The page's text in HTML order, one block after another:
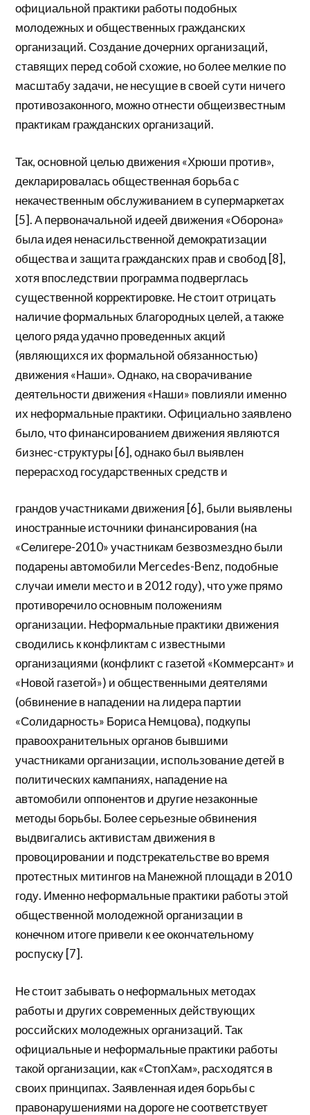
официальной практики работы подобных
молодежных и общественных гражданских
организаций. Создание дочерних организаций,
ставящих перед собой схожие, но более мелкие по
масштабу задачи, не несущие в своей сути ничего
противозаконного, можно отнести общеизвестным
практикам гражданских организаций.
Так, основной целью движения «Хрюши против»,
декларировалась общественная борьба с
некачественным обслуживанием в супермаркетах
[5]. А первоначальной идеей движения «Оборона»
была идея ненасильственной демократизации
общества и защита гражданских прав и свобод [8],
хотя впоследствии программа подверглась
существенной корректировке. Не стоит отрицать
наличие формальных благородных целей, а также
целого ряда удачно проведенных акций
(являющихся их формальной обязанностью)
движения «Наши». Однако, на сворачивание
деятельности движения «Наши» повлияли именно
их неформальные практики. Официально заявлено
было, что финансированием движения являются
бизнес-структуры [6], однако был выявлен
перерасход государственных средств и
грандов участниками движения [6], были выявлены
иностранные источники финансирования (на
«Селигере-2010» участникам безвозмездно были
подарены автомобили Mercedes-Benz, подобные
случаи имели место и в 2012 году), что уже прямо
противоречило основным положениям
организации. Неформальные практики движения
сводились к конфликтам с известными
организациями (конфликт с газетой «Коммерсант» и
«Новой газетой») и общественными деятелями
(обвинение в нападении на лидера партии
«Солидарность» Бориса Немцова), подкупы
правоохранительных органов бывшими
участниками организации, использование детей в
политических кампаниях, нападение на
автомобили оппонентов и другие незаконные
методы борьбы. Более серьезные обвинения
выдвигались активистам движения в
провоцировании и подстрекательстве во время
протестных митингов на Манежной площади в 2010
году. Именно неформальные практики работы этой
общественной молодежной организации в
конечном итоге привели к ее окончательному
роспуску [7].
Не стоит забывать о неформальных методах
работы и других современных действующих
российских молодежных организаций. Так
официальные и неформальные практики работы
такой организации, как «СтопХам», расходятся в
своих принципах. Заявленная идея борьбы с
правонарушениями на дороге не соответствует